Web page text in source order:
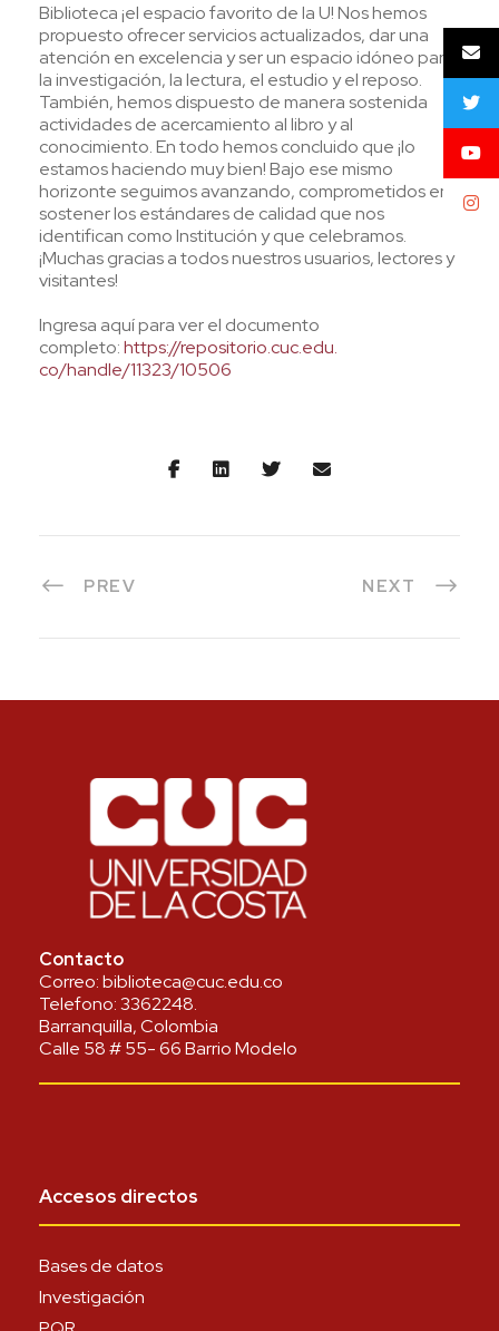
Biblioteca ¡el espacio favorito de la U! Nos hemos
propuesto ofrecer servicios actualizados, dar una
atención en excelencia y ser un espacio idóneo para
la investigación, la lectura, el estudio y el reposo.
También, hemos dispuesto de manera sostenida
actividades de acercamiento al libro y al
conocimiento. En todo hemos concluido que ¡lo
estamos haciendo muy bien! Bajo ese mismo
horizonte seguimos avanzando, comprometidos en
sostener los estándares de calidad que nos
identifican como Institución y que celebramos.
¡Muchas gracias a todos nuestros usuarios, lectores y
visitantes!
Ingresa aquí para ver el documento
completo:https://repositorio.cuc.edu.
co/handle/11323/10506
PREV NEXT
Contacto
Correo:biblioteca@cuc.edu.co
Telefono:3362248.
Barranquilla, Colombia
Calle 58 # 55- 66 Barrio Modelo
Accesos directos
Bases de datos
Investigación